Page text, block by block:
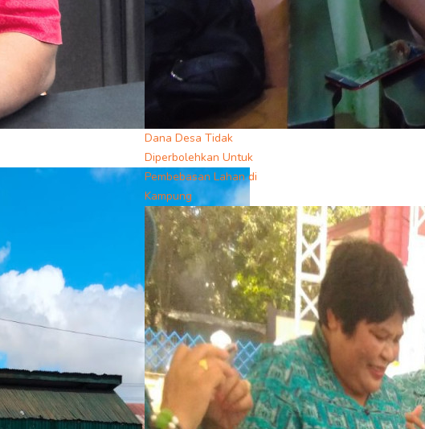
Dana Desa Tidak
Diperbolehkan Untuk
Pembebasan Lahan di
Kampung